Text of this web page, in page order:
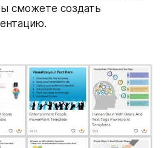
сможете создать